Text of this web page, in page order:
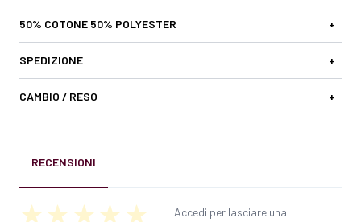
50% COTONE 50% POLYESTER +
SPEDIZIONE +
CAMBIO / RESO +
RECENSIONI
Accedi per lasciare una